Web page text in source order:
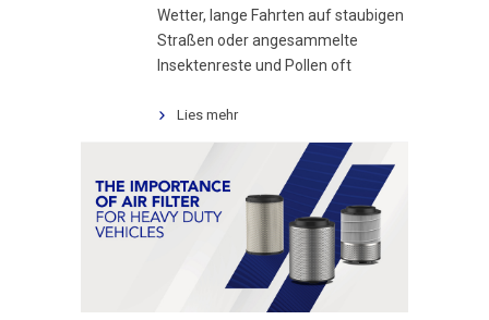
Wetter, lange Fahrten auf staubigen
Straßen oder angesammelte
Insektenreste und Pollen oft
Lies mehr